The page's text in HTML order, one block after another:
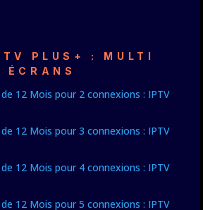
PLUS+ : MULTI
ÉCRANS
12 Mois pour 2 connexions : IPTV
12 Mois pour 3 connexions : IPTV
12 Mois pour 4 connexions : IPTV
12 Mois pour 5 connexions : IPTV